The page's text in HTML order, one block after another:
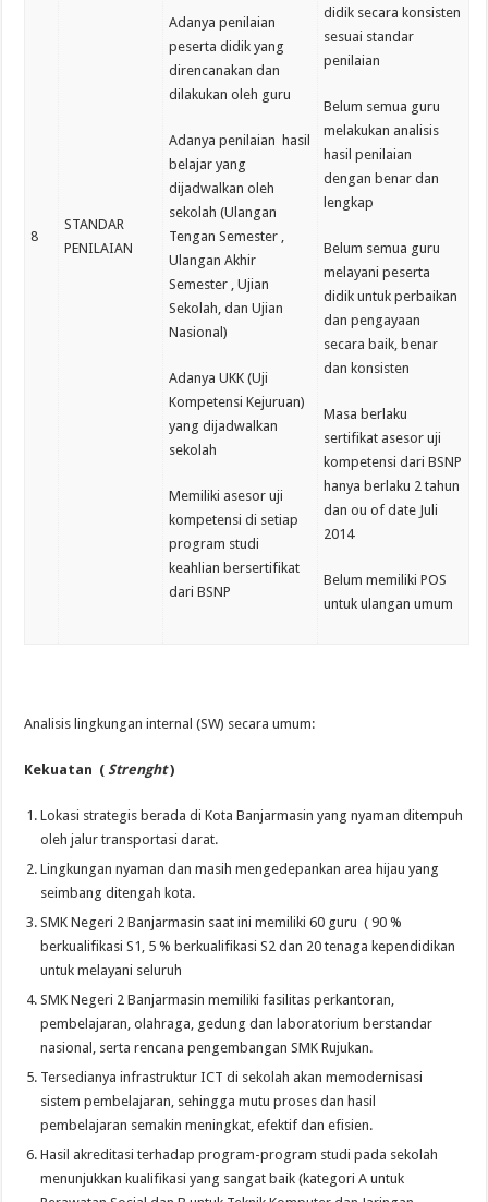
8
STANDAR
PENILAIAN
Adanya penilaian
peserta didik yang
direncanakan dan
dilakukan oleh guru
Adanya penilaian hasil
belajar yang
dijadwalkan oleh
sekolah (Ulangan
Tengan Semester ,
Ulangan Akhir
Semester , Ujian
Sekolah, dan Ujian
Nasional)
Adanya UKK (Uji
Kompetensi Kejuruan)
yang dijadwalkan
sekolah
Memiliki asesor uji
kompetensi di setiap
program studi
keahlian bersertifikat
dari BSNP
didik secara konsisten
sesuai standar
penilaian
Belum semua guru
melakukan analisis
hasil penilaian
dengan benar dan
lengkap
Belum semua guru
melayani peserta
didik untuk perbaikan
dan pengayaan
secara baik, benar
dan konsisten
Masa berlaku
sertifikat asesor uji
kompetensi dari BSNP
hanya berlaku 2 tahun
dan ou of date Juli
2014
Belum memiliki POS
untuk ulangan umum
Analisis lingkungan internal (SW) secara umum:
Kekuatan ( Strenght)
Lokasi strategis berada di Kota Banjarmasin yang nyaman ditempuh
oleh jalur transportasi darat.
Lingkungan nyaman dan masih mengedepankan area hijau yang
seimbang ditengah kota.
SMK Negeri 2 Banjarmasin saat ini memiliki 60 guru ( 90 %
berkualifikasi S1, 5 % berkualifikasi S2 dan 20 tenaga kependidikan
untuk melayani seluruh
SMK Negeri 2 Banjarmasin memiliki fasilitas perkantoran,
pembelajaran, olahraga, gedung dan laboratorium berstandar
nasional, serta rencana pengembangan SMK Rujukan.
Tersedianya infrastruktur ICT di sekolah akan memodernisasi
sistem pembelajaran, sehingga mutu proses dan hasil
pembelajaran semakin meningkat, efektif dan efisien.
Hasil akreditasi terhadap program-program studi pada sekolah
menunjukkan kualifikasi yang sangat baik (kategori A untuk